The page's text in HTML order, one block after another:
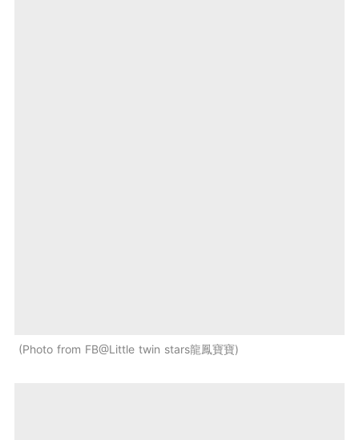
Photo from FB@Little twin stars龍鳳寶寶